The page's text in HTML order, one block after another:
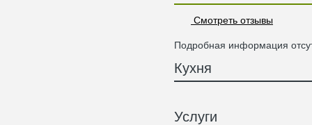
Смотреть отзывы
Подробная информация
Кухня
Услуги